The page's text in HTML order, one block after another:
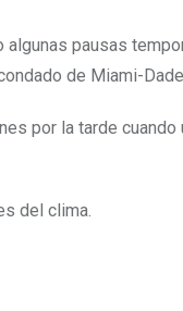
algunas pausas
de Miami-
por la tarde
del clima.